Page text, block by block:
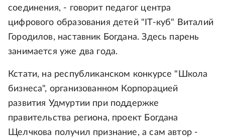
соединения, - говорит педагог центра
цифрового образования детей "IT-куб" Виталий
Городилов, наставник Богдана. Здесь парень
занимается уже два года.
Кстати, на республиканском конкурсе "Школа
бизнеса", организованном Корпорацией
развития Удмуртии при поддержке
правительства региона, проект Богдана
Щелчкова получил признание, а сам автор -